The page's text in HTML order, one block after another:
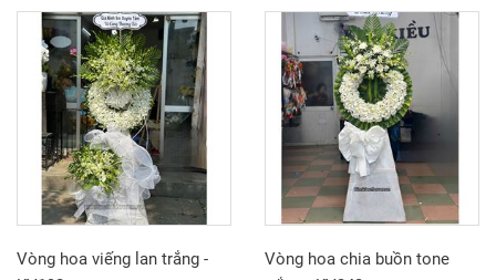
Vòng hoa viếng lan trắng -
Vòng hoa chia buồn tone